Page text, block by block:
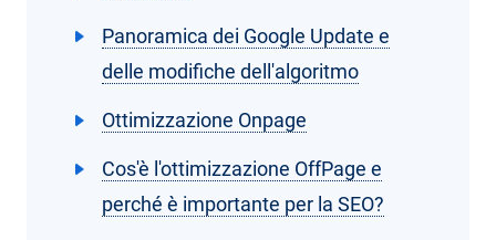
Panoramica dei Google Update e
delle modifiche dell'algoritmo
Ottimizzazione Onpage
Cos'è l'ottimizzazione OffPage e
perché è importante per la SEO?